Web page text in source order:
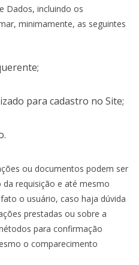
Dados, incluindo os
minimamente, as seguintes
para cadastro no Site;
ou documentos podem ser
requisição e até mesmo
o usuário, caso haja dúvida
prestadas ou sobre a
para confirmação
o comparecimento